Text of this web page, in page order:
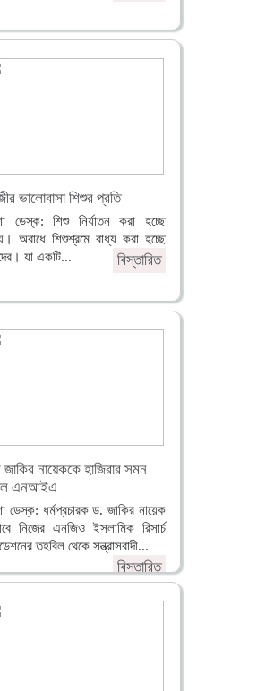
ভালোবাসা শিশুর প্রতি
ডেস্ক: শিশু নির্যাতন করা হচ্ছে
অবাধে শিশুশ্রমে বাধ্য করা হচ্ছে
যা একটি...
বিস্তারিত
নায়েককে হাজিরার সমন
এনআইএ
ডেস্ক: ধর্মপ্রচারক ড. জাকির নায়েক
নিজের এনজিও ইসলামিক রিসার্চ
তহবিল থেকে সন্ত্রাসবাদী...
বিস্তারিত